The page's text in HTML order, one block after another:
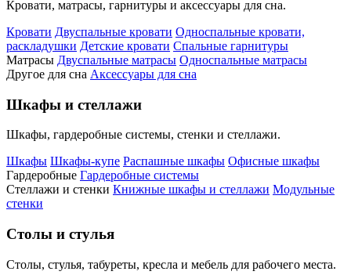
Кровати, матрасы, гарнитуры и аксессуары для сна.
Кровати Двуспальные кровати Односпальные кровати,
раскладушки Детские кровати Спальные гарнитуры
Матрасы Двуспальные матрасы Односпальные матрасы
Другое для сна Аксессуары для сна
Шкафы и стеллажи
Шкафы, гардеробные системы, стенки и стеллажи.
Шкафы Шкафы-купе Распашные шкафы Офисные шкафы
Гардеробные Гардеробные системы
Стеллажи и стенки Книжные шкафы и стеллажи Модульные
стенки
Столы и стулья
Столы, стулья, табуреты, кресла и мебель для рабочего места.